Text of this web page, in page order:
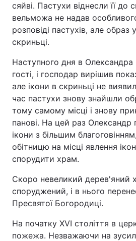
сяйві. Пастухи віднесли її до
вельможа не надав
розповіді пастухів, але образ
скриньці.
Наступного дня в Олександра
гості, і господар вирішив
але ікони в скриньці не
час пастухи знову знайшли
тому самому місці і знову
панові. На цей раз Олександр
ікони з більшим
обітницю на місці явлення
спорудити храм.
Скоро невеликий дерев'яний
споруджений, і в нього
Пресвятої Богородиці.
На початку XVI століття в
пожежа. Незважаючи на